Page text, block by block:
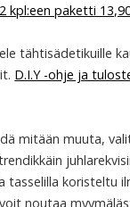
kpl:een paketti
tähtisädetikuille
D.I.Y -ohje ja
mitään muuta,
koristeltu
noutaa